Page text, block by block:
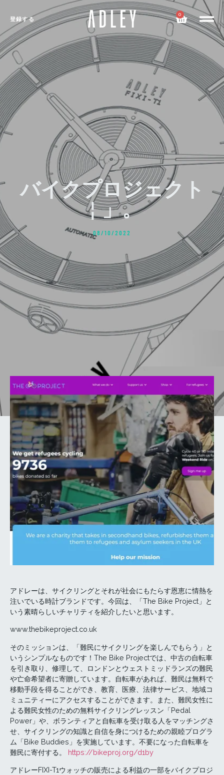
登録する
0
バイクプロジェクト
￤」。
08/10/2022
アドレーは、サイクリングとそれが社会にもたらす恩恵に情熱を
注いでいる時計ブランドです。今回は、「The Bike Project」と
いう素晴らしいチャリティを紹介したいと思います。
www.thebikeproject.co.uk
そのミッションは、「難民にサイクリングを楽しんでもらう」と
いうシンプルなものです！The Bike Projectでは、中古の自転車
を引き取り、修理して、ロンドンとウェストミッドランズの難民
や亡命希望者に寄贈しています。自転車があれば、難民は無料で
移動手段を得ることができ、教育、医療、法律サービス、地域コ
ミュニティーにアクセスすることができます。また、難民女性に
よる難民女性のための無料サイクリングレッスン「Pedal
Power」や、ボランティアと自転車を受け取る人をマッチングさ
せ、サイクリングの知識と自信を身につけるための親睦プログラ
ム「Bike Buddies」を実施しています。不要になった自転車を
難民に寄付する。 https://bikeproj.org/d1by
アドレーFIXI-T1ウォッチの販売による利益の一部をバイクプロジ